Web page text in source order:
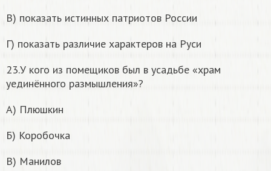
В) показать истинных патриотов России
Г) показать различие характеров на Руси
23.У кого из помещиков был в усадьбе «храм
уединённого размышления»?
А) Плюшкин
Б) Коробочка
В) Манилов